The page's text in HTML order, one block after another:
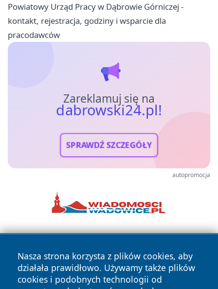
Powiatowy Urząd Pracy w Dąbrowie Górniczej -
kontakt, rejestracja, godziny i wsparcie dla
pracodawców
Zareklamuj się na
dabrowski24.pl!
SPRAWDŹ SZCZEGÓŁY
autopromocja
Nasza strona korzysta z plików cookies, aby
działała prawidłowo. Używamy także plików
cookies i podobnych technologii od